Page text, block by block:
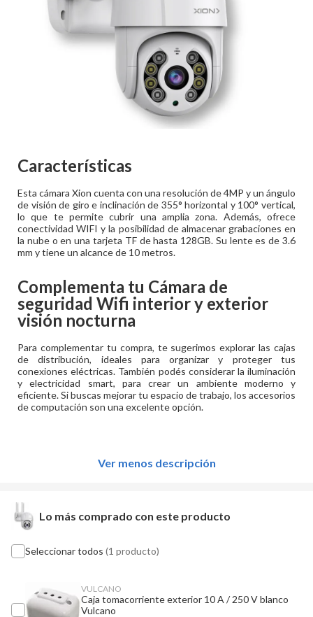
Características
Esta cámara Xion cuenta con una resolución de 4MP y un ángulo
de visión de giro e inclinación de 355° horizontal y 100° vertical,
lo que te permite cubrir una amplia zona. Además, ofrece
conectividad WIFI y la posibilidad de almacenar grabaciones en
la nube o en una tarjeta TF de hasta 128GB. Su lente es de 3.6
mm y tiene un alcance de 10 metros.
Complementa tu Cámara de
seguridad Wifi interior y exterior
visión nocturna
Para complementar tu compra, te sugerimos explorar las cajas
de distribución, ideales para organizar y proteger tus
conexiones eléctricas. También podés considerar la iluminación
y electricidad smart, para crear un ambiente moderno y
eficiente. Si buscas mejorar tu espacio de trabajo, los accesorios
de computación son una excelente opción.
Ver menos descripción
Lo más comprado con este producto
Seleccionar todos (1 producto)
VULCANO
Caja tomacorriente exterior 10 A / 250 V blanco
Vulcano